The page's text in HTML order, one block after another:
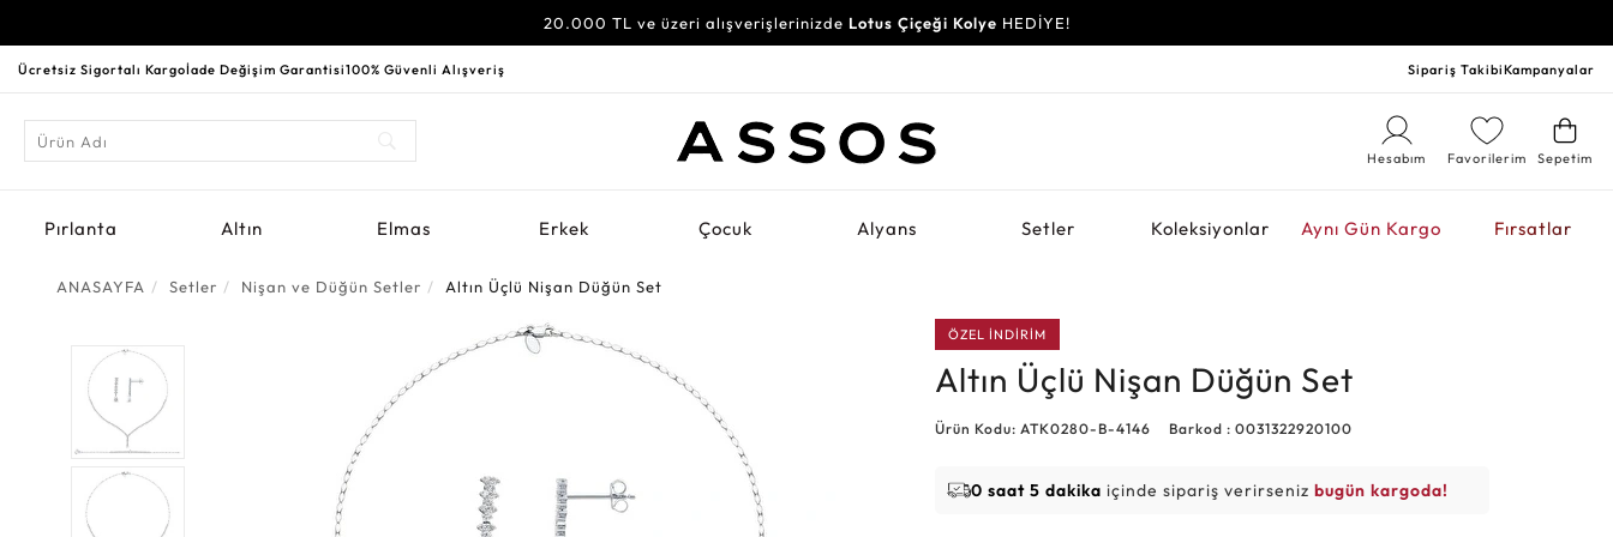
20.000 TL ve üzeri alışverişlerinizde Lotus Çiçeği Kolye HEDİYE!
Ücretsiz Sigortalı Kargoİade Değişim Garantisi100% Güvenli Alışveriş Sipariş TakibiKampanyalar
Sepetim
Favorilerim
Hesabım
Pırlanta Altın Elmas Erkek Çocuk Alyans Setler Koleksiyonlar Aynı Gün Kargo Fırsatlar
ANASAYFA Setler Nişan ve Düğün Setler Altın Üçlü Nişan Düğün Set
ÖZEL İNDİRİM
Altın Üçlü Nişan Düğün Set
Ürün Kodu: ATK0280-B-4146 Barkod : 0031322920100
0 saat 5 dakika içinde sipariş verirsenizbugün kargoda!